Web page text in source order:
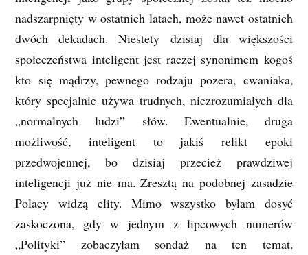
nadszarpnięty w ostatnich latach, może nawet ostatnich
dwóch dekadach. Niestety dzisiaj dla większości
społeczeństwa inteligent jest raczej synonimem kogoś
kto się mądrzy, pewnego rodzaju pozera, cwaniaka,
który specjalnie używa trudnych, niezrozumiałych dla
„normalnych ludzi” słów. Ewentualnie, druga
możliwość, inteligent to jakiś relikt epoki
przedwojennej, bo dzisiaj przecież prawdziwej
inteligencji już nie ma. Zresztą na podobnej zasadzie
Polacy widzą elity. Mimo wszystko byłam dosyć
zaskoczona, gdy w jednym z lipcowych numerów
„Polityki” zobaczyłam sondaż na ten temat.